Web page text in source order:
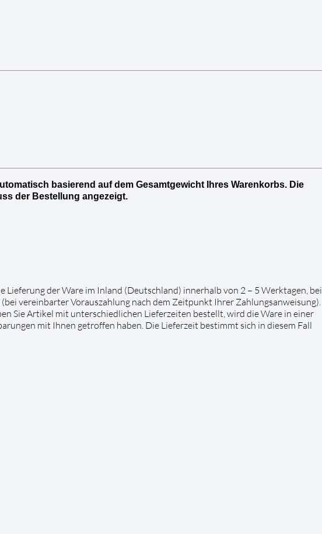
basierend auf dem Gesamtgewicht Ihres Warenkorbs. Die
der Bestellung angezeigt.
der Ware im Inland (Deutschland) innerhalb von 2 – 5 Werktagen, bei
vereinbarter Vorauszahlung nach dem Zeitpunkt Ihrer Zahlungsanweisung).
Sie Artikel mit unterschiedlichen Lieferzeiten bestellt, wird die Ware in einer
mit Ihnen getroffen haben. Die Lieferzeit bestimmt sich in diesem Fall